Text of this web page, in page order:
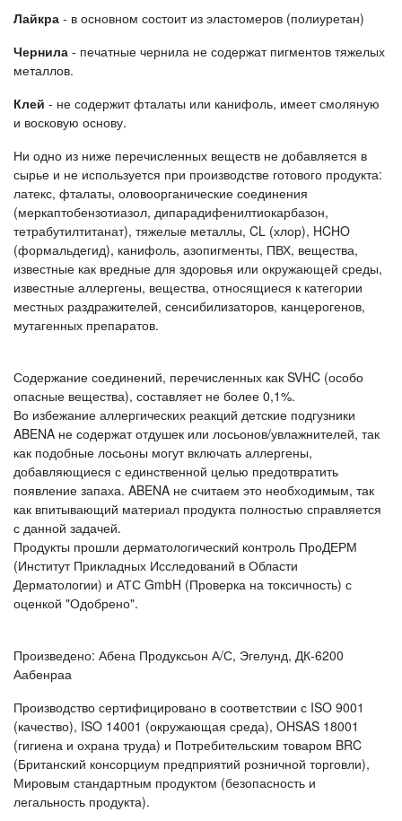
Лайкра - в основном состоит из эластомеров (полиуретан)
Чернила - печатные чернила не содержат пигментов тяжелых
металлов.
Клей - не содержит фталаты или канифоль, имеет смоляную
и восковую основу.
Ни одно из ниже перечисленных веществ не добавляется в
сырье и не используется при производстве готового продукта:
латекс, фталаты, оловоорганические соединения
(меркаптобензотиазол, дипарадифенилтиокарбазон,
тетрабутилтитанат), тяжелые металлы, CL (хлор), HCHO
(формальдегид), канифоль, азопигменты, ПВХ, вещества,
известные как вредные для здоровья или окружающей среды,
известные аллергены, вещества, относящиеся к категории
местных раздражителей, сенсибилизаторов, канцерогенов,
мутагенных препаратов.
Содержание соединений, перечисленных как SVHC (особо
опасные вещества), составляет не более 0,1%.
Во избежание аллергических реакций детские подгузники
ABENA не содержат отдушек или лосьонов/увлажнителей, так
как подобные лосьоны могут включать аллергены,
добавляющиеся с единственной целью предотвратить
появление запаха. ABENA не считаем это необходимым, так
как впитывающий материал продукта полностью справляется
с данной задачей.
Продукты прошли дерматологический контроль ПроДЕРМ
(Институт Прикладных Исследований в Области
Дерматологии) и АТС GmbH (Проверка на токсичность) с
оценкой "Одобрено".
Произведено: Абена Продуксьон А/С, Эгелунд, ДК-6200
Аабенраа
Производство сертифицировано в соответствии с ISO 9001
(качество), ISO 14001 (окружающая среда), OHSAS 18001
(гигиена и охрана труда) и Потребительским товаром BRC
(Британский консорциум предприятий розничной торговли),
Мировым стандартным продуктом (безопасность и
легальность продукта).